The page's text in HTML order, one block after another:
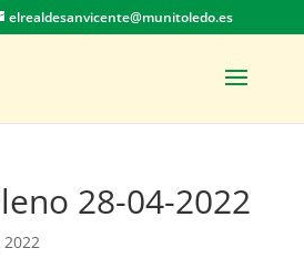
elrealdesanvicente@munitoledo.es
28-04-2022